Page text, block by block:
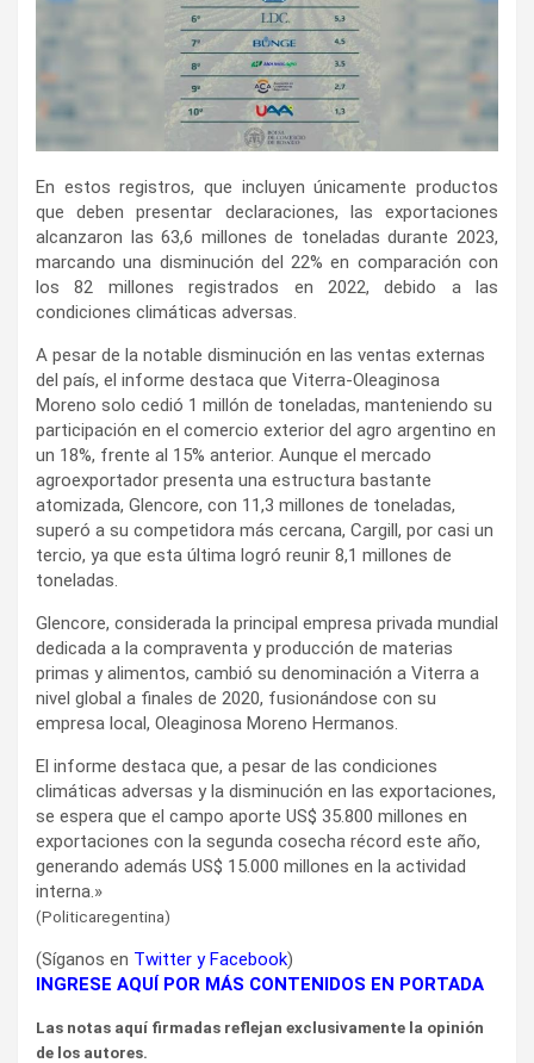
En estos registros, que incluyen únicamente productos
que deben presentar declaraciones, las exportaciones
alcanzaron las 63,6 millones de toneladas durante 2023,
marcando una disminución del 22% en comparación con
los 82 millones registrados en 2022, debido a las
condiciones climáticas adversas.
A pesar de la notable disminución en las ventas externas
del país, el informe destaca que Viterra-Oleaginosa
Moreno solo cedió 1 millón de toneladas, manteniendo su
participación en el comercio exterior del agro argentino en
un 18%, frente al 15% anterior. Aunque el mercado
agroexportador presenta una estructura bastante
atomizada, Glencore, con 11,3 millones de toneladas,
superó a su competidora más cercana, Cargill, por casi un
tercio, ya que esta última logró reunir 8,1 millones de
toneladas.
Glencore, considerada la principal empresa privada mundial
dedicada a la compraventa y producción de materias
primas y alimentos, cambió su denominación a Viterra a
nivel global a finales de 2020, fusionándose con su
empresa local, Oleaginosa Moreno Hermanos.
El informe destaca que, a pesar de las condiciones
climáticas adversas y la disminución en las exportaciones,
se espera que el campo aporte US$ 35.800 millones en
exportaciones con la segunda cosecha récord este año,
generando además US$ 15.000 millones en la actividad
interna.»
(Politicaregentina)
(Síganos en Twitter yFacebook)
INGRESE AQUÍ POR MÁS CONTENIDOS EN PORTADA
Las notas aquí firmadas reflejan exclusivamente la opinión
de los autores.